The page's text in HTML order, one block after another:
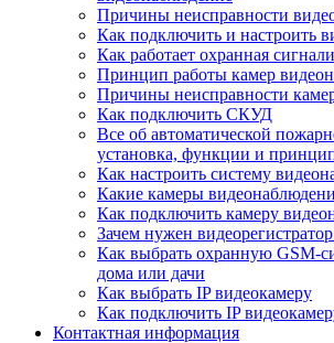
Причины неисправности
Как подключить и настроить
Как работает охранная
Принцип работы камер
Причины неисправности
Как подключить СКУД
Все об автоматической
установка, функции и
Как настроить систему
Какие камеры
Как подключить камеру
Зачем нужен
Как выбрать охранную GSM-
дома или дачи
Как выбрать IP видеокамеру
Как подключить IP
Контактная информация